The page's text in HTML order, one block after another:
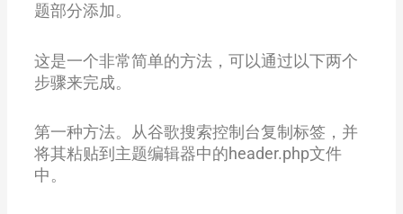
题部分添加。
这是一个非常简单的方法，可以通过以下两个
步骤来完成。
第一种方法。从谷歌搜索控制台复制标签，并
将其粘贴到主题编辑器中的header.php文件
中。